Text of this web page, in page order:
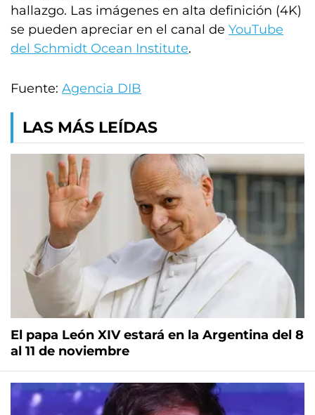
hallazgo. Las imágenes en alta definición (4K)
se pueden apreciar en el canal de YouTube
del Schmidt Ocean Institute.
Fuente: Agencia DIB
LAS MÁS LEÍDAS
El papa León XIV estará en la Argentina del 8
al 11 de noviembre